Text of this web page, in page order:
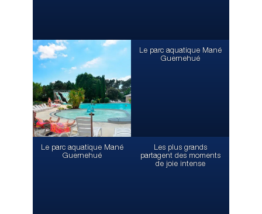
Le parc aquatique Mané
Guernehué
Le parc aquatique Mané
Guernehué
Les plus grands
partagent des moments
de joie intense